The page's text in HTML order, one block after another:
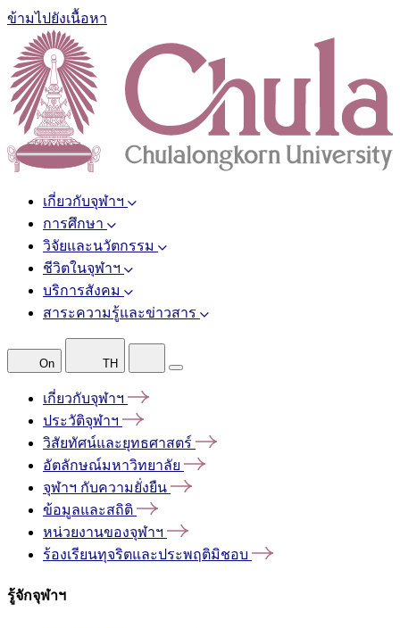
ข้ามไปยังเนื้อหา
เกี่ยวกับจุฬาฯ
การศึกษา
วิจัยและนวัตกรรม
ชีวิตในจุฬาฯ
บริการสังคม
สาระความรู้และข่าวสาร
On TH
เกี่ยวกับจุฬาฯ
ประวัติจุฬาฯ
วิสัยทัศน์และยุทธศาสตร์
อัตลักษณ์มหาวิทยาลัย
จุฬาฯ กับความยั่งยืน
ข้อมูลและสถิติ
หน่วยงานของจุฬาฯ
ร้องเรียนทุจริตและประพฤติมิชอบ
รู้จักจุฬาฯ